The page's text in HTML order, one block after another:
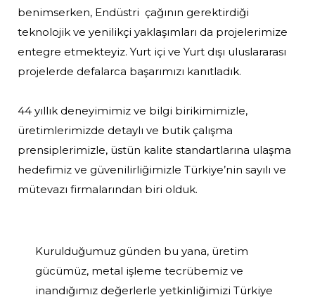
benimserken, Endüstri çağının gerektirdiği
teknolojik ve yenilikçi yaklaşımları da projelerimize
entegre etmekteyiz. Yurt içi ve Yurt dışı uluslararası
projelerde defalarca başarımızı kanıtladık.
44 yıllık deneyimimiz ve bilgi birikimimizle,
üretimlerimizde detaylı ve butik çalışma
prensiplerimizle, üstün kalite standartlarına ulaşma
hedefimiz ve güvenilirliğimizle Türkiye’nin sayılı ve
mütevazı firmalarından biri olduk.
Kurulduğumuz günden bu yana, üretim
gücümüz, metal işleme tecrübemiz ve
inandığımız değerlerle yetkinliğimizi Türkiye